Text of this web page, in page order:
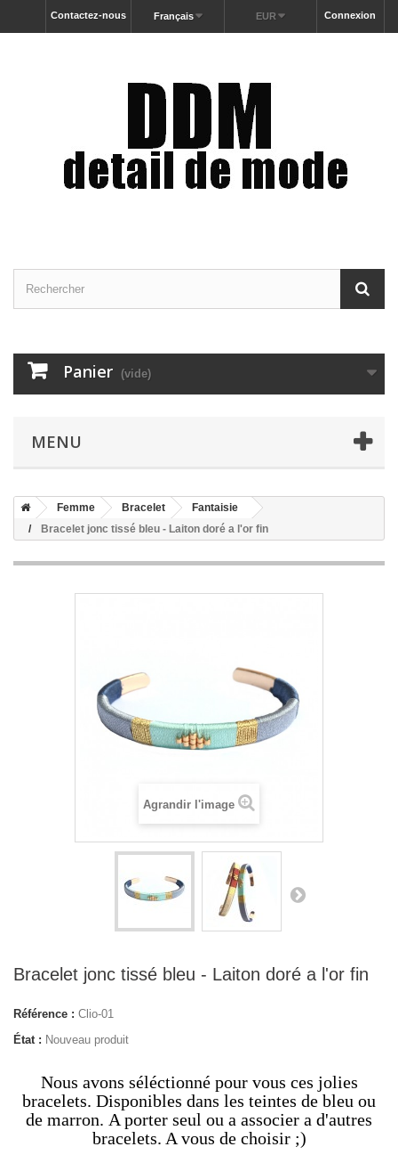
Connexion
EUR
Français
Contactez-nous
Panier (vide)
MENU
Femme Bracelet
Fantaisie
Bracelet jonc tissé bleu - Laiton doré a l'or fin
Agrandir l'image
Bracelet jonc tissé bleu - Laiton doré a l'or fin
Référence : Clio-01
État : Nouveau produit
Nous avons séléctionné pour vous ces jolies
bracelets. Disponibles dans les teintes de bleu ou
de marron. A porter seul ou a associer a d'autres
bracelets. A vous de choisir ;)